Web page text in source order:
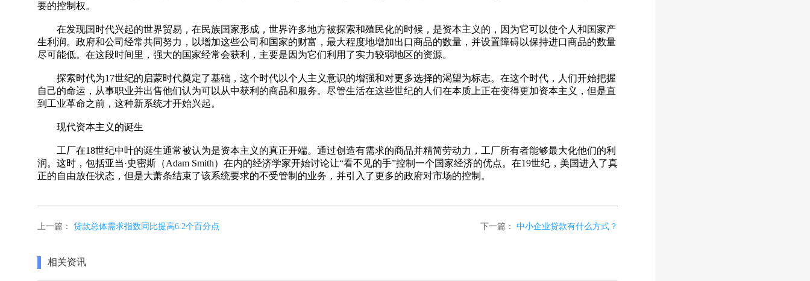
要的控制权。
在发现国时代兴起的世界贸易，在民族国家形成，世界许多地方被探索和殖民化的时候，是资本主义的，因为它可以使个人和国家产
生利润。政府和公司经常共同努力，以增加这些公司和国家的财富，最大程度地增加出口商品的数量，并设置障碍以保持进口商品的数量
尽可能低。在这段时间里，强大的国家经常会获利，主要是因为它们利用了实力较弱地区的资源。
探索时代为17世纪的启蒙时代奠定了基础，这个时代以个人主义意识的增强和对更多选择的渴望为标志。在这个时代，人们开始把握
自己的命运，从事职业并出售他们认为可以从中获利的商品和服务。尽管生活在这些世纪的人们在本质上正在变得更加资本主义，但是直
到工业革命之前，这种新系统才开始兴起。
现代资本主义的诞生
工厂在18世纪中叶的诞生通常被认为是资本主义的真正开端。通过创造有需求的商品并精简劳动力，工厂所有者能够最大化他们的利
润。这时，包括亚当·史密斯（Adam Smith）在内的经济学家开始讨论让“看不见的手”控制一个国家经济的优点。在19世纪，美国进入了真
正的自由放任状态，但是大萧条结束了该系统要求的不受管制的业务，并引入了更多的政府对市场的控制。
上一篇： 贷款总体需求指数同比提高6.2个百分点 下一篇： 中小企业贷款有什么方式？
相关资讯